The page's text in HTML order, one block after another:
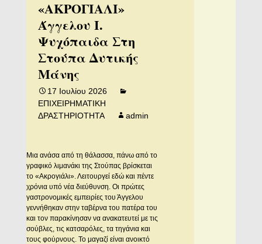
«ΑΚΡΟΓΙΑΛΙ»
Άγγελου Ι.
Ψυχόπαιδα Στη
Στούπα Δυτικής
Μάνης
17 Ιουλίου 2026
ΕΠΙΧΕΙΡΗΜΑΤΙΚΗ
ΔΡΑΣΤΗΡΙΟΤΗΤΑ
admin
Μια ανάσα από τη θάλασσα, πάνω από το
γραφικό λιμανάκι της Στούπας βρίσκεται
το «Ακρογιάλι». Λειτουργεί εδώ και πέντε
χρόνια υπό νέα διεύθυνση. Οι πρώτες
γαστρονομικές εμπειρίες του Άγγελου
γεννήθηκαν στην ταβέρνα του πατέρα του
και τον παρακίνησαν να ανακατευτεί με τις
σούβλες, τις κατσαρόλες, τα τηγάνια και
τους φούρνους. Το μαγαζί είναι ανοικτό